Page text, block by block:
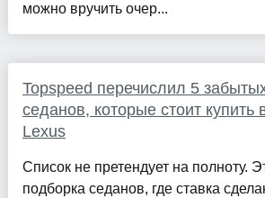
можно вручить очер...
Topspeed перечислил 5
седанов, которые стоит купить
Lexus
Список не претендует на полноту.
подборка седанов, где ставка